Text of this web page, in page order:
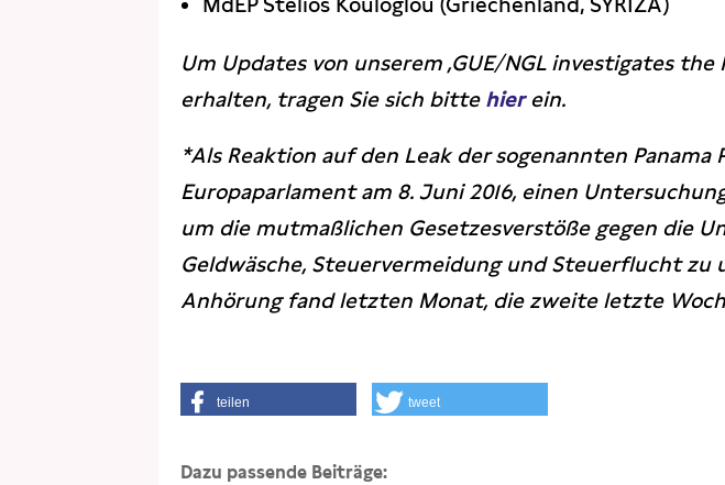
MdEP Stelios Kouloglou (Griechenland, SYRIZA)
Um Updates von unserem ‚GUE/NGL investigates the
erhalten, tragen Sie sich bitte hier ein.
*Als Reaktion auf den Leak der sogenannten Panama
Europaparlament am 8. Juni 2016, einen
um die mutmaßlichen Gesetzesverstöße gegen die
Geldwäsche, Steuervermeidung und Steuerflucht zu
Anhörung fand letzten Monat, die zweite letzte
teilen tweet
Dazu passende Beiträge: